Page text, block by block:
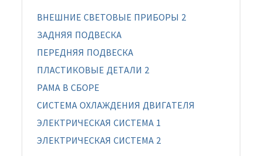
ВНЕШНИЕ СВЕТОВЫЕ ПРИБОРЫ 2
ЗАДНЯЯ ПОДВЕСКА
ПЕРЕДНЯЯ ПОДВЕСКА
ПЛАСТИКОВЫЕ ДЕТАЛИ 2
РАМА В СБОРЕ
СИСТЕМА ОХЛАЖДЕНИЯ ДВИГАТЕЛЯ
ЭЛЕКТРИЧЕСКАЯ СИСТЕМА 1
ЭЛЕКТРИЧЕСКАЯ СИСТЕМА 2